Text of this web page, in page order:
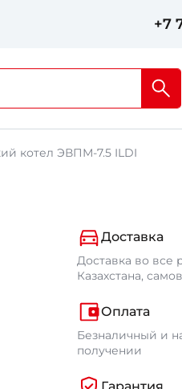
+7
котел ЭВПМ-7.5 ILDI
Доставка
Доставка во все
Казахстана,
Оплата
Безналичный и
получении